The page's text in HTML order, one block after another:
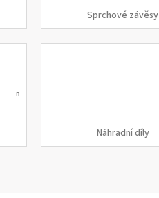
Sprchové závěsy
Náhradní díly